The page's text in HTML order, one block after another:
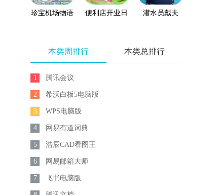
珍宝机场物语
便利店开业日
潜水员戴夫
本类周排行 本类总排行
1 腾讯会议
2 希沃白板5电脑版
3 WPS电脑版
4 网易有道词典
5 浩辰CAD看图王
6 网易邮箱大师
7 飞书电脑版